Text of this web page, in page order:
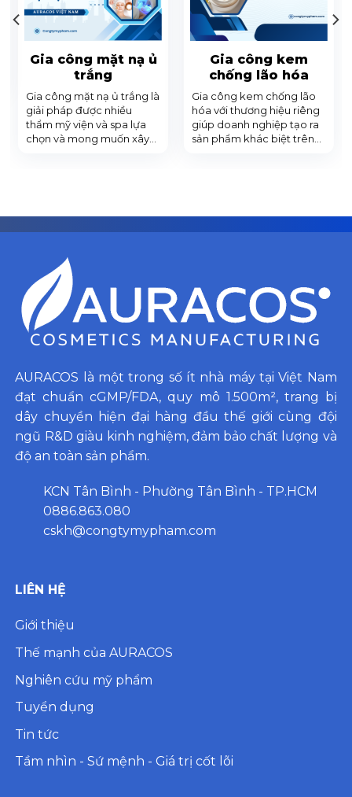
Gia công mặt nạ ủ
trắng
Gia công mặt nạ ủ trắng là
giải pháp được nhiều
thẩm mỹ viện và spa lựa
chọn và mong muốn xây
được tư vấn chi tiết về
dịch vụ gia công này nhé!
Gia công kem
chống lão hóa
Gia công kem chống lão
hóa với thương hiệu riêng
giúp doanh nghiệp tạo ra
sản phẩm khác biệt trên
cùng
congtymypham.com tìm
hiểu thêm về dịch vụ này
nhé!
AURACOS là một trong số ít nhà máy tại Việt Nam
đạt chuẩn cGMP/FDA, quy mô 1.500m², trang bị
dây chuyền hiện đại hàng đầu thế giới cùng đội
ngũ R&D giàu kinh nghiệm, đảm bảo chất lượng và
độ an toàn sản phẩm.
KCN Tân Bình - Phường Tân Bình - TP.HCM
0886.863.080
cskh@congtymypham.com
LIÊN HỆ
Giới thiệu
Thế mạnh của AURACOS
Nghiên cứu mỹ phẩm
Tuyển dụng
Tin tức
Tầm nhìn - Sứ mệnh - Giá trị cốt lõi